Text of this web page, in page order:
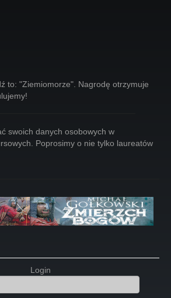
to: "Ziemiomorze". Nagrodę otrzymuje
swoich danych osobowych w
Poprosimy o nie tylko laureatów
Login